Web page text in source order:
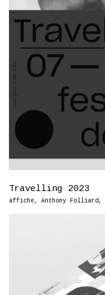
Travelling 2023
affiche, Anthony Folliard,